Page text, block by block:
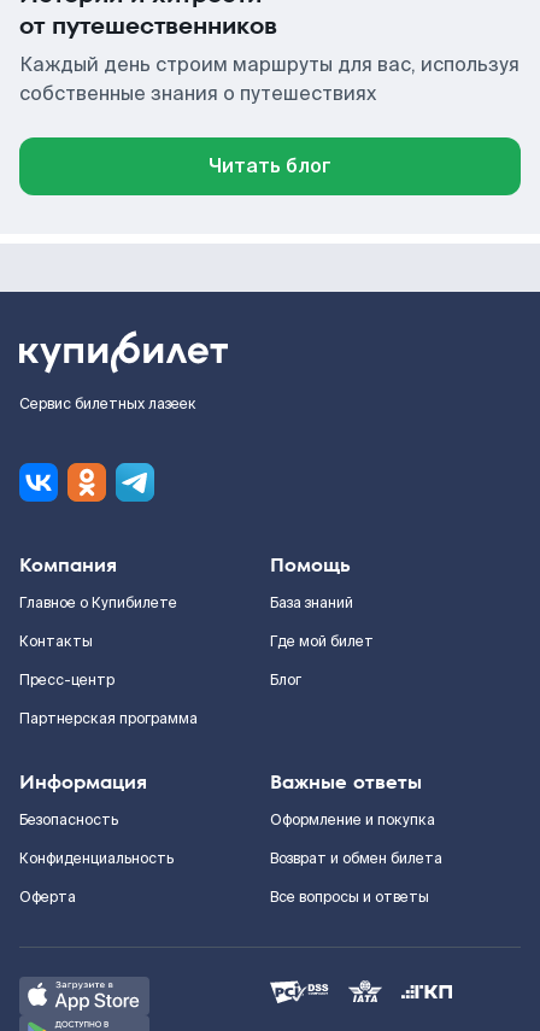
от путешественников
Каждый день строим маршруты для вас, используя
собственные знания о путешествиях
Читать блог
Сервис билетных лазеек
Компания
Главное о Купибилете
Контакты
Пресс-центр
Партнерская программа
Помощь
База знаний
Где мой билет
Блог
Информация
Безопасность
Конфиденциальность
Оферта
Важные ответы
Оформление и покупка
Возврат и обмен билета
Все вопросы и ответы